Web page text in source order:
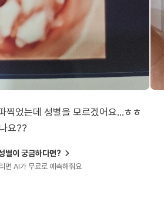
찍었는데 성별을 모르겠어요...ㅎㅎ
요??
별이 궁금하다면?
면 AI가 무료로 예측해줘요